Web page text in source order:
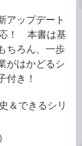
アップデート
！ 本書は基
ちろん、一歩
がはかどるシ
付き！
＆できるシリ